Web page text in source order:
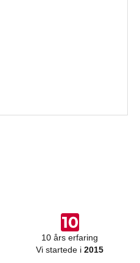
10 års erfaring
Vi startede i2015